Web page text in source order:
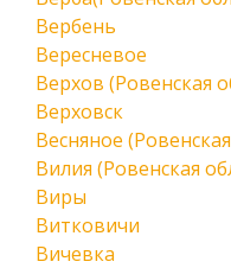
Вербень
Вересневое
Верхов (Ровенская
Верховск
Весняное
Вилия (Ровенская
Виры
Витковичи
Вичевка